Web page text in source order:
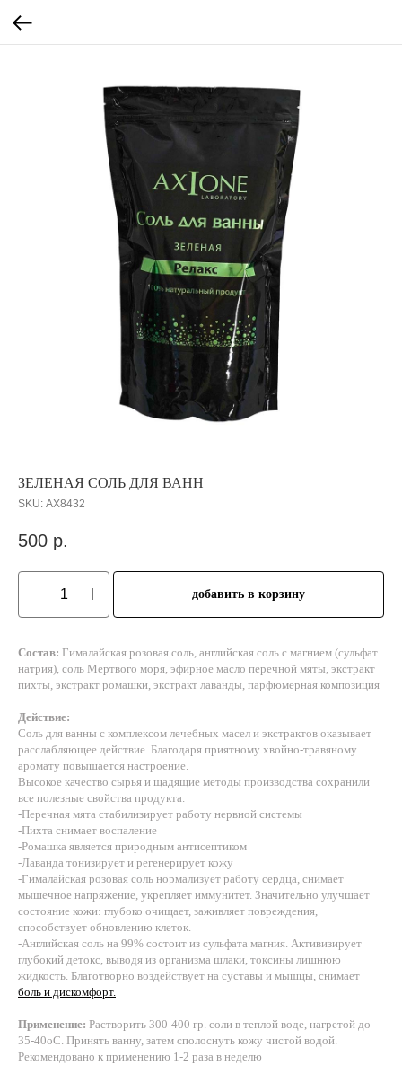
ЗЕЛЕНАЯ СОЛЬ ДЛЯ ВАНН
SKU: АХ8432
500 р.
добавить в корзину
Состав: Гималайская розовая соль, английская соль с магнием (сульфат
натрия), соль Мертвого моря, эфирное масло перечной мяты, экстракт
пихты, экстракт ромашки, экстракт лаванды, парфюмерная композиция
Действие:
Соль для ванны с комплексом лечебных масел и экстрактов оказывает
расслабляющее действие. Благодаря приятному хвойно-травяному
аромату повышается настроение.
Высокое качество сырья и щадящие методы производства сохранили
все полезные свойства продукта.
-Перечная мята стабилизирует работу нервной системы
-Пихта снимает воспаление
-Ромашка является природным антисептиком
-Лаванда тонизирует и регенерирует кожу
-Гималайская розовая соль нормализует работу сердца, снимает
мышечное напряжение, укрепляет иммунитет. Значительно улучшает
состояние кожи: глубоко очищает, заживляет повреждения,
способствует обновлению клеток.
-Английская соль на 99% состоит из сульфата магния. Активизирует
глубокий детокс, выводя из организма шлаки, токсины лишнюю
жидкость. Благотворно воздействует на суставы и мышцы, снимает
боль и дискомфорт.
Применение: Растворить 300-400 гр. соли в теплой воде, нагретой до
35-40оС. Принять ванну, затем сполоснуть кожу чистой водой.
Рекомендовано к применению 1-2 раза в неделю